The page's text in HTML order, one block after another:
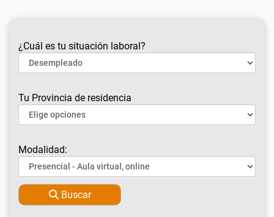
¿Cuál es tu situación laboral?
Tu Provincia de residencia
Modalidad:
Buscar